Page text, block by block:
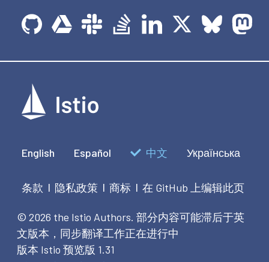
English Español 中文 Українська
条款 | 隐私政策 | 商标 | 在 GitHub 上编辑此页
© 2026 the Istio Authors. 部分内容可能滞后于英
文版本，同步翻译工作正在进行中
版本 Istio 预览版 1.31